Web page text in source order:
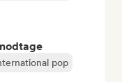
pop